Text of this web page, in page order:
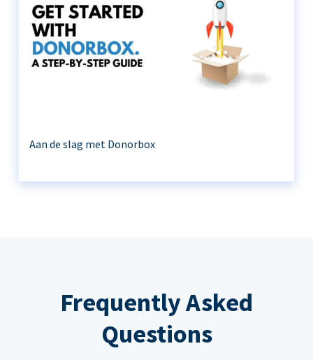
Aan de slag met Donorbox
Frequently Asked
Questions